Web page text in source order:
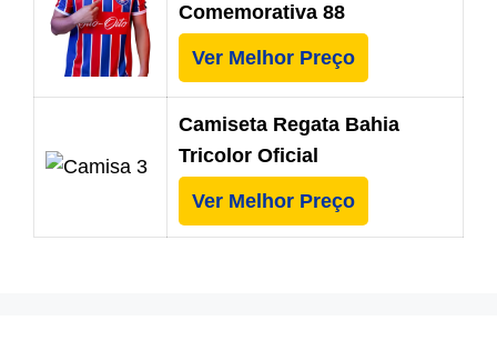
Comemorativa 88
Ver Melhor Preço
Camiseta Regata Bahia
Tricolor Oficial
Ver Melhor Preço